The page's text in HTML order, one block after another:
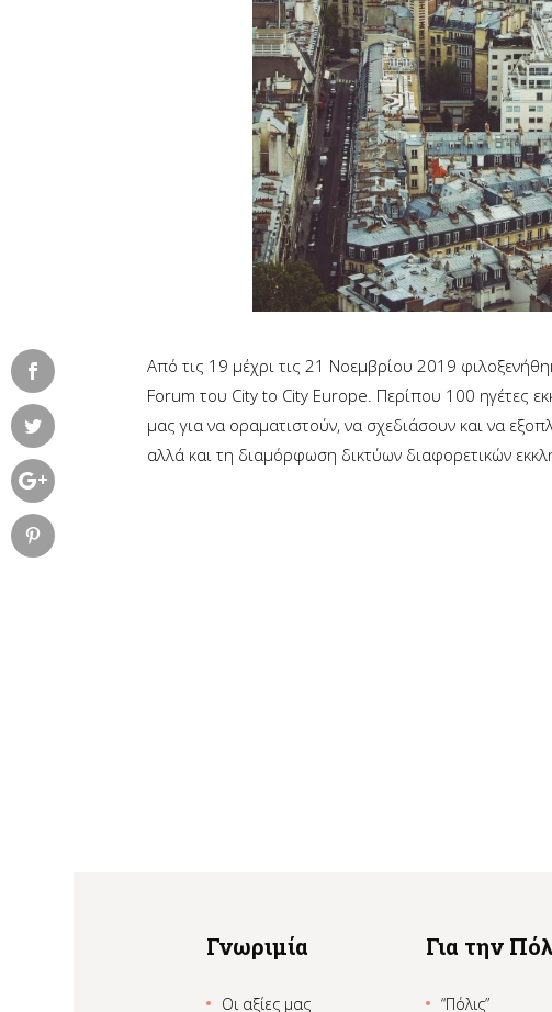
Από τις 19 μέχρι τις 21 Νοεμβρίου 2019
Forum του City to City Europe. Περίπου 100 ηγέτες
μας για να οραματιστούν, να σχεδιάσουν και να
αλλά και τη διαμόρφωση δικτύων διαφορετικών
Γνωριμία
Οι αξίες μας
Για την
“Πόλις”